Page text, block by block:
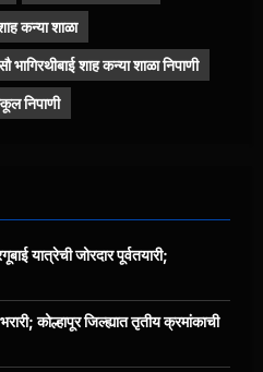
कन्या शाळा
भागिरथीबाई शाह कन्या शाळा निपाणी
निपाणी
यात्रेची जोरदार पूर्वतयारी;
कोल्हापूर जिल्ह्यात तृतीय क्रमांकाची